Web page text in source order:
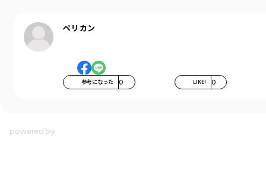
ペリカン
参考になった 0 LIKE! 0